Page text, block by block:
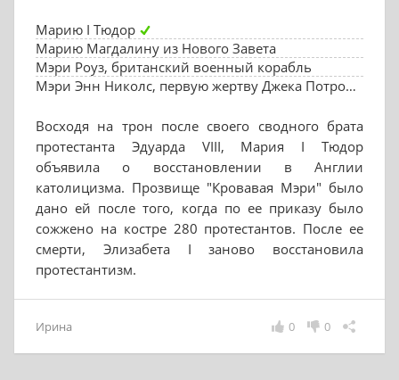
Марию I Тюдор
Марию Магдалину из Нового Завета
Мэри Роуз, британский военный корабль
Мэри Энн Николс, первую жертву Джека Потрошителя
Восходя на трон после своего сводного брата
протестанта Эдуарда VIII, Мария I Тюдор
объявила о восстановлении в Англии
католицизма. Прозвище "Кровавая Мэри" было
дано ей после того, когда по ее приказу было
сожжено на костре 280 протестантов. После ее
смерти, Элизабета I заново восстановила
протестантизм.
Ирина 0
0